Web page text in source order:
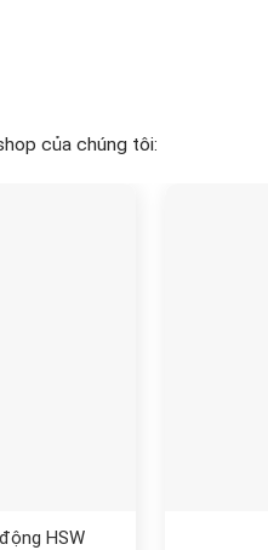
của chúng tôi:
HSW